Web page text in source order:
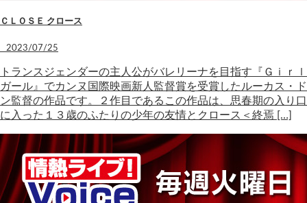
ＣＬＯＳＥ クロース
2023/07/25
トランスジェンダーの主人公がバレリーナを目指す『Ｇｉｒｌ
ガール』でカンヌ国際映画新人監督賞を受賞したルーカス・ド
ン監督の作品です。２作目であるこの作品は、思春期の入り口
に入った１３歳のふたりの少年の友情とクロース＜終焉 […]